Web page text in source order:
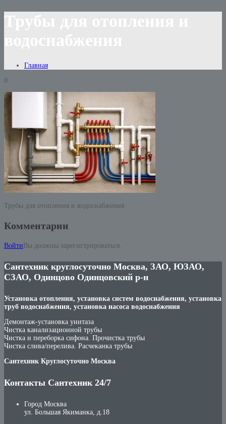
Главная
0
Трубы для отопления и водоснабжения
Комментарии
ВойтиВы должны зарегистрироваться.
Сантехник круглосуточно Москва, ЗАО, ЮЗАО,
СЗАО, Одинцово Одинцовский р-н
Установка отопления, установка систем водоснабжения, установка
труб водоснабжения, установка насоса водоснабжения
Демонтаж-установка унитаза
Чистка канализационной трубы
Чистка и переборка сифона. Прочистка трубы
Чистка слива/перелива. Расчеканка трубы
Сантехник Круглосуточно Москва
Контакты Сантехник 24/7
Город Москва
ул. Большая Якиманка, д.18